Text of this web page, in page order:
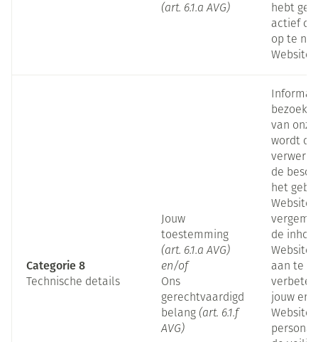
(art. 6.1.a AVG)
hebt
actief
op te
Website.
Categorie 8
Technische details
Jouw
toestemming
(art. 6.1.a AVG)
en/of
Ons
gerechtvaardigd
belang (art. 6.1.f
AVG)
bezoek
van
wordt
verwerkt
de
het
Website
de
Website
aan te
jouw
Website